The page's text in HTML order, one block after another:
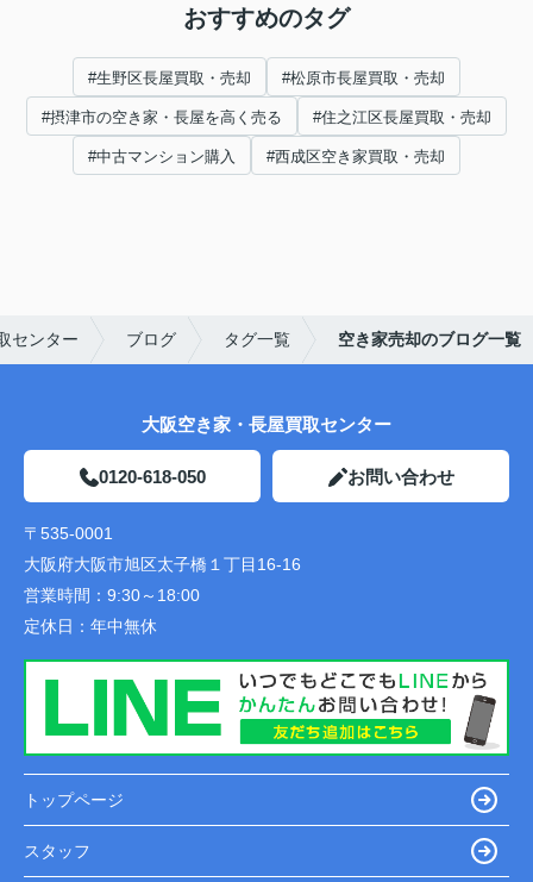
おすすめのタグ
#生野区長屋買取・売却 #松原市長屋買取・売却
#摂津市の空き家・長屋を高く売る #住之江区長屋買取・売却
#中古マンション購入 #西成区空き家買取・売却
センター ブログ タグ一覧 空き家売却のブログ一覧
大阪空き家・長屋買取センター
0120-618-050 お問い合わせ
〒535-0001
大阪府大阪市旭区太子橋１丁目16-16
営業時間： 9:30～18:00
定休日： 年中無休
トップページ
スタッフ